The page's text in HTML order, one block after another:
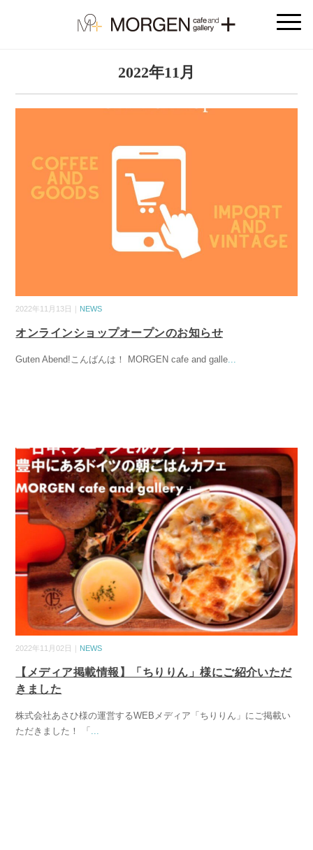
2022年11月
2022年11月13日｜ NEWS
オンラインショップオープンのお知らせ
Guten Abend!こんばんは！ MORGEN cafe and galle
2022年11月02日｜ NEWS
【メディア掲載情報】「ちりりん」様にご紹介いただ
きました
株式会社あさひ様の運営するWEBメディア「ちりりん」にご掲載い
ただきました！ 「